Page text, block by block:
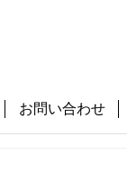
お問い合わせ